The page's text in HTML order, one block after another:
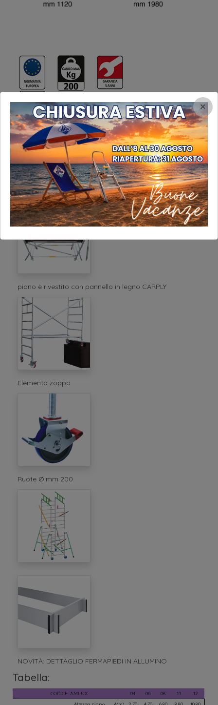
Scarica il manuale
ACCESSORI / PARTICOLARI
piano è rivestito con pannello in legno CARPLY
Elemento zoppo
Ruote Ø mm 200
NOVITÀ: DETTAGLIO FERMAPIEDI IN ALLUMINO
Tabella:
×